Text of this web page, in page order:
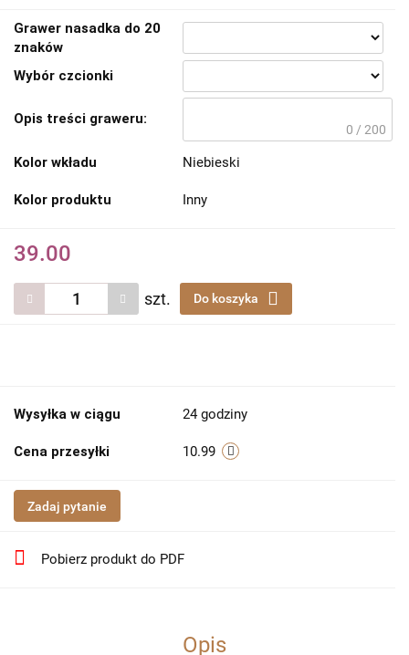
Grawer nasadka do 20
znaków
Wybór czcionki
Opis treści graweru:
0 / 200
Kolor wkładu Niebieski
Kolor produktu Inny
39.00
szt. Do koszyka
Wysyłka w ciągu 24 godziny
Cena przesyłki 10.99
Zadaj pytanie
Pobierz produkt do PDF
Opis